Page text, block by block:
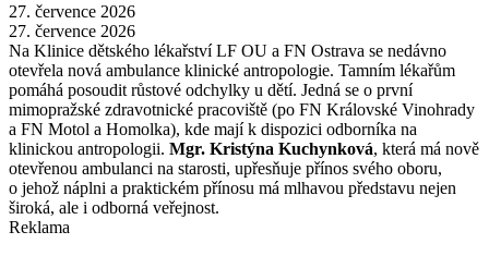
27. července 2026
27. července 2026
Na Klinice dětského lékařství LF OU a FN Ostrava se nedávno
otevřela nová ambulance klinické antropologie. Tamním lékařům
pomáhá posoudit růstové odchylky u dětí. Jedná se o první
mimopražské zdravotnické pracoviště (po FN Královské Vinohrady
a FN Motol a Homolka), kde mají k dispozici odborníka na
klinickou antropologii. Mgr. Kristýna Kuchynková, která má nově
otevřenou ambulanci na starosti, upřesňuje přínos svého oboru,
o jehož náplni a praktickém přínosu má mlhavou představu nejen
široká, ale i odborná veřejnost.
Reklama